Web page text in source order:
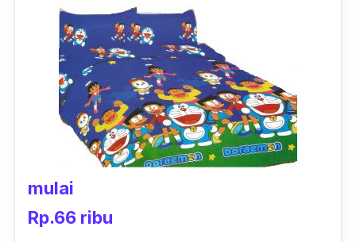
mulai
Rp.66 ribu